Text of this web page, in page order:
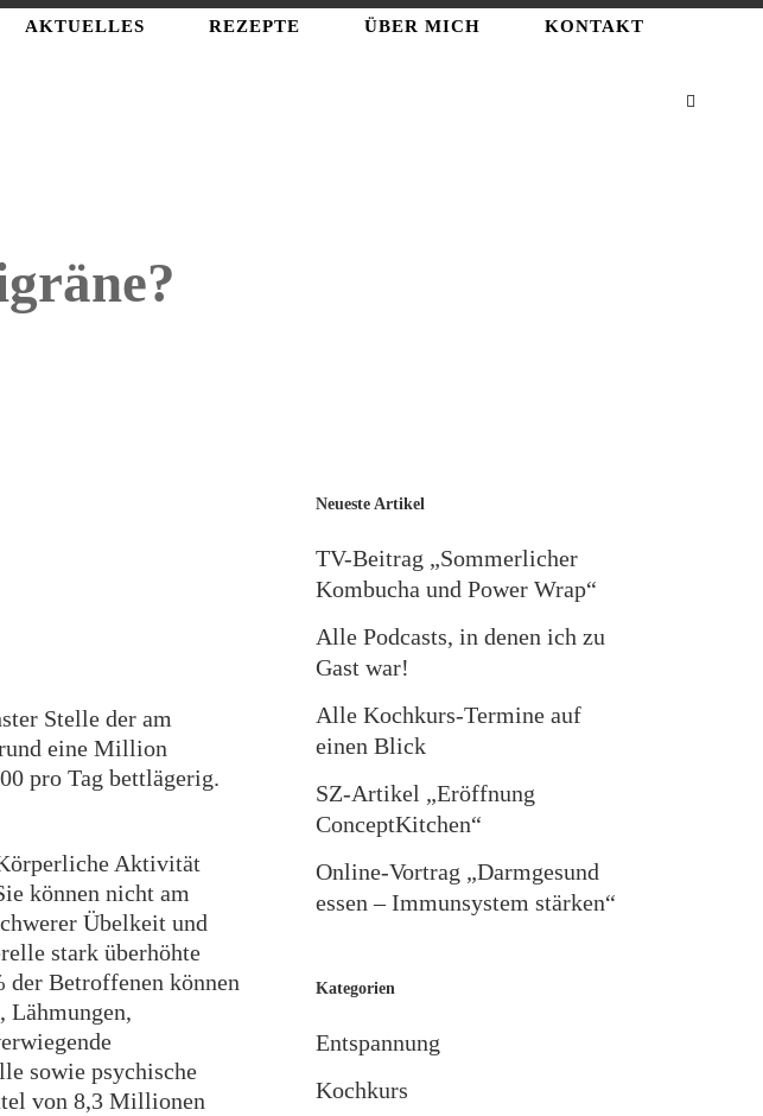
AKTUELLES REZEPTE ÜBER MICH KONTAKT
Stelle der am
rund eine Million
pro Tag bettlägerig.
Aktivität
können nicht am
Übelkeit und
stark überhöhte
Betroffenen können
Lähmungen,
sowie psychische
von 8,3 Millionen
Neueste Artikel
TV-Beitrag „Sommerlicher
Kombucha und Power Wrap“
Alle Podcasts, in denen ich zu
Gast war!
Alle Kochkurs-Termine auf
einen Blick
SZ-Artikel „Eröffnung
ConceptKitchen“
Online-Vortrag „Darmgesund
essen – Immunsystem stärken“
Kategorien
Entspannung
Kochkurs